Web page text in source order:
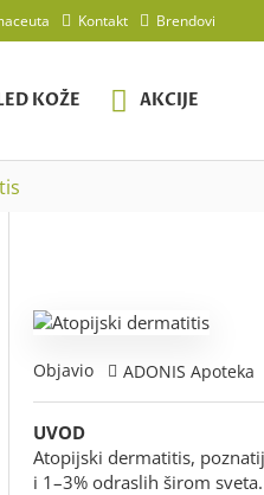
Kontakt Brendovi
KOŽE AKCIJE
Objavio ADONIS Apoteka
UVOD
Atopijski dermatitis,
i 1–3% odraslih širom sveta.